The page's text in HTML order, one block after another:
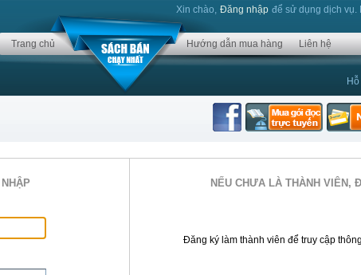
Xin chào, Đăng nhập để sử dụng dịch vụ.
Trang chủ Hướng dẫn mua hàng Liên hệ
NẾU CHƯA LÀ THÀNH VIÊN,
Đăng ký làm thành viên để truy cập